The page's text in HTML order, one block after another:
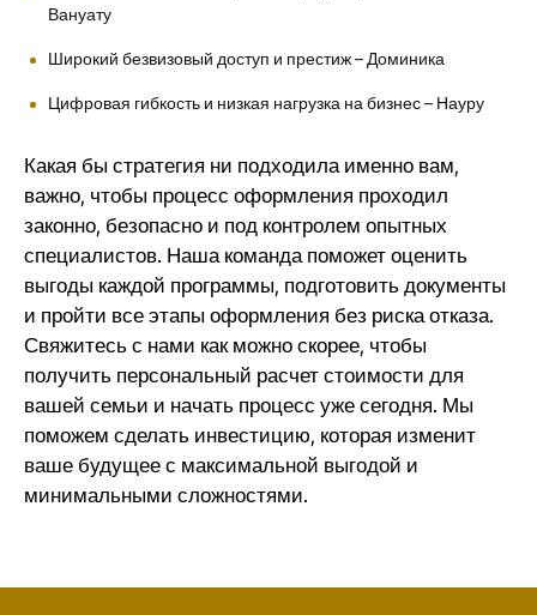
Вануату
Широкий безвизовый доступ и престиж – Доминика
Цифровая гибкость и низкая нагрузка на бизнес – Науру
Какая бы стратегия ни подходила именно вам,
важно, чтобы процесс оформления проходил
законно, безопасно и под контролем опытных
специалистов. Наша команда поможет оценить
выгоды каждой программы, подготовить документы
и пройти все этапы оформления без риска отказа.
Свяжитесь с нами как можно скорее, чтобы
получить персональный расчет стоимости для
вашей семьи и начать процесс уже сегодня. Мы
поможем сделать инвестицию, которая изменит
ваше будущее с максимальной выгодой и
минимальными сложностями.